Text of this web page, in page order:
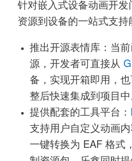
针对嵌入式设备动画开
资源到设备的一站式支持
推出开源表情库：当
源，开发者可直接从
备，实现开箱即用，
整后快速集成到项目中
提供配套的工具平台：
支持用户自定义动画
一键转换为 EAF 格式